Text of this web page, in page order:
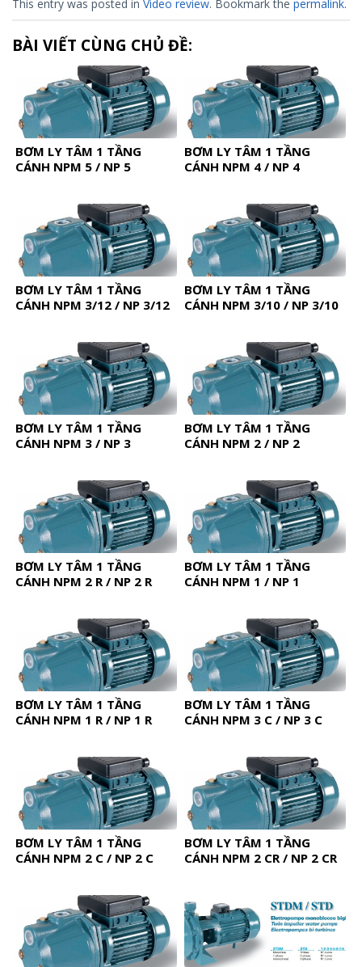
This entry was posted in Video review. Bookmark the permalink.
BÀI VIẾT CÙNG CHỦ ĐỀ:
BƠM LY TÂM 1 TẦNG
CÁNH NPM 5 / NP 5
BƠM LY TÂM 1 TẦNG
CÁNH NPM 4 / NP 4
BƠM LY TÂM 1 TẦNG
CÁNH NPM 3/12 / NP 3/12
BƠM LY TÂM 1 TẦNG
CÁNH NPM 3/10 / NP 3/10
BƠM LY TÂM 1 TẦNG
CÁNH NPM 3 / NP 3
BƠM LY TÂM 1 TẦNG
CÁNH NPM 2 / NP 2
BƠM LY TÂM 1 TẦNG
CÁNH NPM 2 R / NP 2 R
BƠM LY TÂM 1 TẦNG
CÁNH NPM 1 / NP 1
BƠM LY TÂM 1 TẦNG
CÁNH NPM 1 R / NP 1 R
BƠM LY TÂM 1 TẦNG
CÁNH NPM 3 C / NP 3 C
BƠM LY TÂM 1 TẦNG
CÁNH NPM 2 C / NP 2 C
BƠM LY TÂM 1 TẦNG
CÁNH NPM 2 CR / NP 2 CR